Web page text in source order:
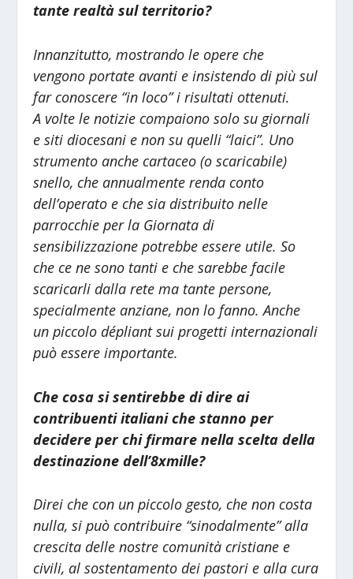
tante realtà sul territorio?
Innanzitutto, mostrando le opere che
vengono portate avanti e insistendo di più sul
far conoscere “in loco” i risultati ottenuti.
A volte le notizie compaiono solo su giornali
e siti diocesani e non su quelli “laici”. Uno
strumento anche cartaceo (o scaricabile)
snello, che annualmente renda conto
dell’operato e che sia distribuito nelle
parrocchie per la Giornata di
sensibilizzazione potrebbe essere utile. So
che ce ne sono tanti e che sarebbe facile
scaricarli dalla rete ma tante persone,
specialmente anziane, non lo fanno. Anche
un piccolo dépliant sui progetti internazionali
può essere importante.
Che cosa si sentirebbe di dire ai
contribuenti italiani che stanno per
decidere per chi firmare nella scelta della
destinazione dell’8xmille?
Direi che con un piccolo gesto, che non costa
nulla, si può contribuire “sinodalmente” alla
crescita delle nostre comunità cristiane e
civili, al sostentamento dei pastori e alla cura